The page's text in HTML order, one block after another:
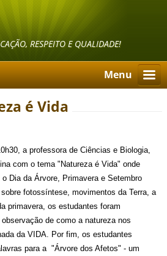
RESPEITO E QUALIDADE!
Menu
é Vida
a professora de Ciências e Biologia,
com o tema "Natureza é Vida" onde
Dia da Árvore, Primavera e Setembro
fotossíntese, movimentos da Terra, a
primavera, os estudantes foram
de como a natureza nos
da VIDA. Por fim, os estudantes
para a "Árvore dos Afetos" - um